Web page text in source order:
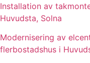
Installation av
Huvudsta, Solna
Modernisering av
flerbostadshus i